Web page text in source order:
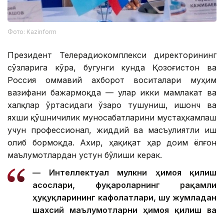
Фото: Kazinform
Президент Телерадиокомплекси директорининг
сўзларига кўра, бугунги кунда Қозоғистон ва
Россия оммавий ахборот воситалари муҳим
вазифани бажармоқда — улар икки мамлакат ва
халқлар ўртасидаги ўзаро тушуниш, ишонч ва
яхши қўшничилик муносабатларини мустаҳкамлаш
учун профессионал, жиддий ва масъулиятли иш
олиб бормоқда. Ахир, ҳақиқат ҳар доим ёлғон
маълумотлардан устун бўлиши керак.
— Интеллектуал мулкни ҳимоя қилиш
асослари, фуқароларнинг рақамли
ҳуқуқларининг кафолатлари, шу жумладан
шахсий маълумотларни ҳимоя қилиш ва